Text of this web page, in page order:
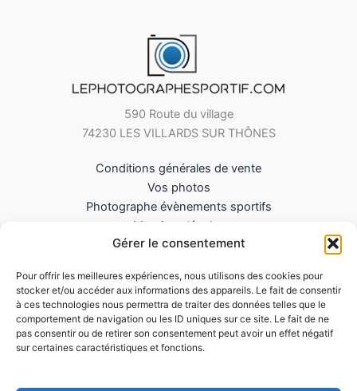
Gérer le consentement
Pour offrir les meilleures expériences, nous utilisons des cookies pour
stocker et/ou accéder aux informations des appareils. Le fait de consentir
à ces technologies nous permettra de traiter des données telles que le
comportement de navigation ou les ID uniques sur ce site. Le fait de ne
pas consentir ou de retirer son consentement peut avoir un effet négatif
sur certaines caractéristiques et fonctions.
590 Route du village
74230 LES VILLARDS SUR THÔNES
Conditions générales de vente
Vos photos
Photographe évènements sportifs
Mentions légales
Mes Téléchargements
Politique de cookies (UE)